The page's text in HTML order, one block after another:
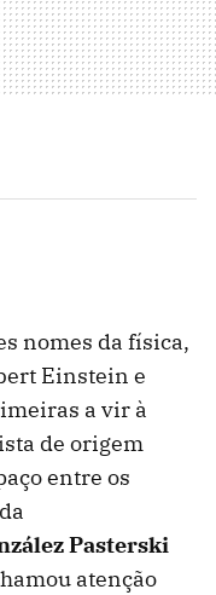
nomes da física,
Einstein e
a vir à
de origem
entre os
Pasterski
atenção